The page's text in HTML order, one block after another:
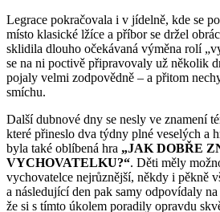
Legrace pokračovala i v jídelně, kde se
místo klasické lžíce a příbor se držel
sklidila dlouho očekávaná výměna rolí
se na ni poctivě připravovaly už několik
pojaly velmi zodpovědně – a přitom
smíchu.
Další dubnové dny se nesly ve znamení
které přineslo dva týdny plné veselých a
byla také oblíbená hra „JAK DOBŘE
VYCHOVATELKU?“. Děti měly
vychovatelce nejrůznější, někdy i pěkně
a následující den pak samy odpovídaly
že si s tímto úkolem poradily opravdu